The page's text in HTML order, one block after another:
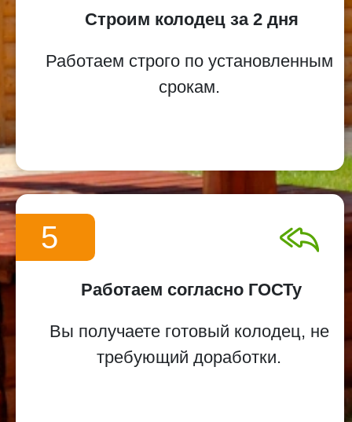
Строим колодец за 2 дня
Работаем строго по установленным
срокам.
5
Работаем согласно ГОСТу
Вы получаете готовый колодец, не
требующий доработки.